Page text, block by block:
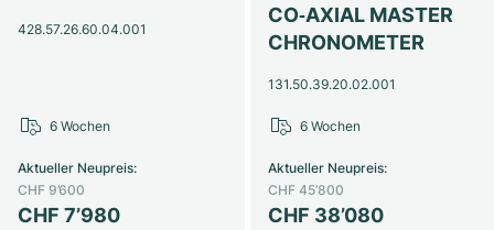
428.57.26.60.04.001
CHF 7’980
Aktueller Neupreis:
CHF 9’600
6 Wochen
CO‑AXIAL MASTER
CHRONOMETER
131.50.39.20.02.001
CHF 38’080
Aktueller Neupreis:
CHF 45’800
6 Wochen